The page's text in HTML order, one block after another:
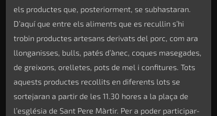
els productes que, posteriorment, se subhastaran.
D’aquí que entre els aliments que es recullin s’hi
trobin productes artesans derivats del porc, com ara
llonganisses, bulls, patés d’ànec, coques masegades,
de greixons, orelletes, pots de mel i confitures. Tots
aquests productes recollits en diferents lots se
sortejaran a partir de les 11.30 hores a la plaça de
l’església de Sant Pere Màrtir. Per a poder participar-